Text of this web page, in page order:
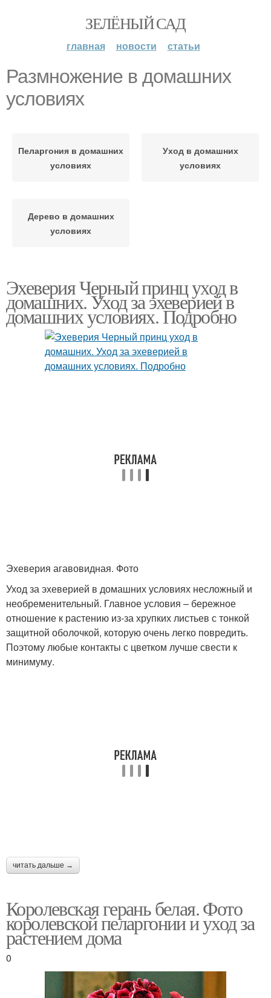
ЗЕЛЁНЫЙ САД
главная новости статьи
Размножение в домашних
условиях
Пеларгония в домашних
условиях
Уход в домашних
условиях
Дерево в домашних
условиях
Эхеверия Черный принц уход в
домашних. Уход за эхеверией в
домашних условиях. Подробно
Эхеверия агавовидная. Фото
Уход за эхеверией в домашних условиях несложный и
необременительный. Главное условия – бережное
отношение к растению из-за хрупких листьев с тонкой
защитной оболочкой, которую очень легко повредить.
Поэтому любые контакты с цветком лучше свести к
минимуму.
читать дальше →
Королевская герань белая. Фото
королевской пеларгонии и уход за
растением дома
0